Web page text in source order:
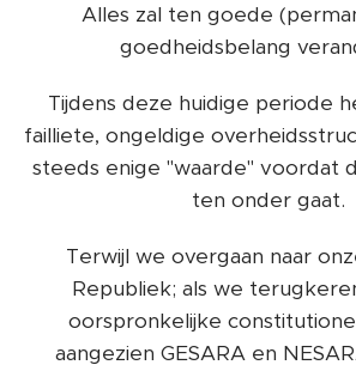
Alles zal ten goede
goedheidsbelang
Tijdens deze huidige periode
failliete, ongeldige
steeds enige "waarde" voordat
ten onder gaat.
Terwijl we overgaan naar
Republiek; als we
oorspronkelijke
aangezien GESARA en